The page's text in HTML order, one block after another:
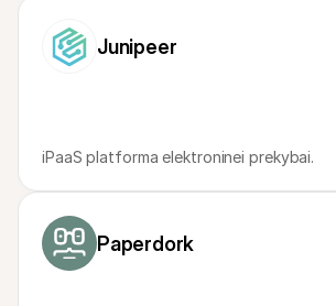
Junipeer
iPaaS platforma elektroninei prekybai.
Paperdork
Sužinokite, kodėl Mollie yra jūsų banko išraše
Mollie klientams